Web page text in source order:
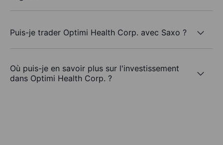
Puis-je trader Optimi Health Corp. avec Saxo ?
Où puis-je en savoir plus sur l'investissement
dans Optimi Health Corp. ?